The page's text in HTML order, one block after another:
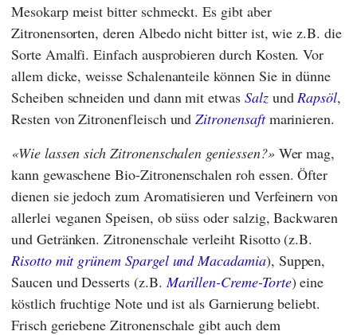
Mesokarp meist bitter schmeckt. Es gibt aber
Zitronensorten, deren Albedo nicht bitter ist, wie z.B. die
Sorte Amalfi. Einfach ausprobieren durch Kosten. Vor
allem dicke, weisse Schalenanteile können Sie in dünne
Scheiben schneiden und dann mit etwas SalzundRapsöl,
Resten von Zitronenfleisch undZitronensaftmarinieren.
Wie lassen sich Zitronenschalen geniessen? Wer mag,
kann gewaschene Bio-Zitronenschalen roh essen. Öfter
dienen sie jedoch zum Aromatisieren und Verfeinern von
allerlei veganen Speisen, ob süss oder salzig, Backwaren
und Getränken. Zitronenschale verleiht Risotto (z.B.
Risotto mit grünem Spargel und Macadamia), Suppen,
Saucen und Desserts (z.B.Marillen-Creme-Torte) eine
köstlich fruchtige Note und ist als Garnierung beliebt.
Frisch geriebene Zitronenschale gibt auch dem